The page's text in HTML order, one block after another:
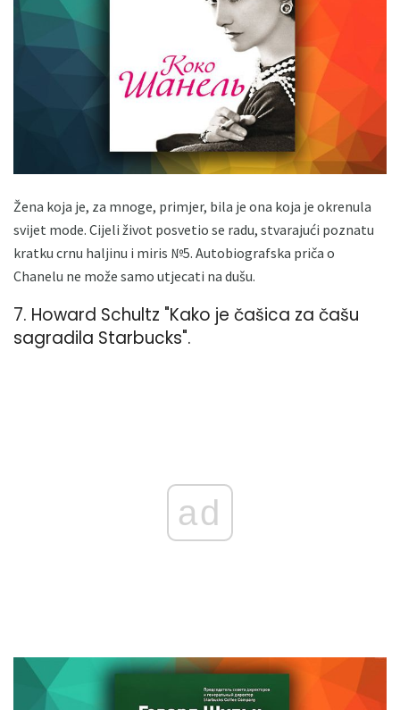
Žena koja je, za mnoge, primjer, bila je ona koja je okrenula
svijet mode. Cijeli život posvetio se radu, stvarajući poznatu
kratku crnu haljinu i miris №5. Autobiografska priča o
Chanelu ne može samo utjecati na dušu.
7. Howard Schultz "Kako je čašica za čašu
sagradila Starbucks".
ad